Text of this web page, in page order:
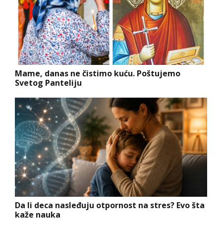
Mame, danas ne čistimo kuću. Poštujemo
Svetog Panteliju
Da li deca nasleđuju otpornost na stres? Evo šta
kaže nauka